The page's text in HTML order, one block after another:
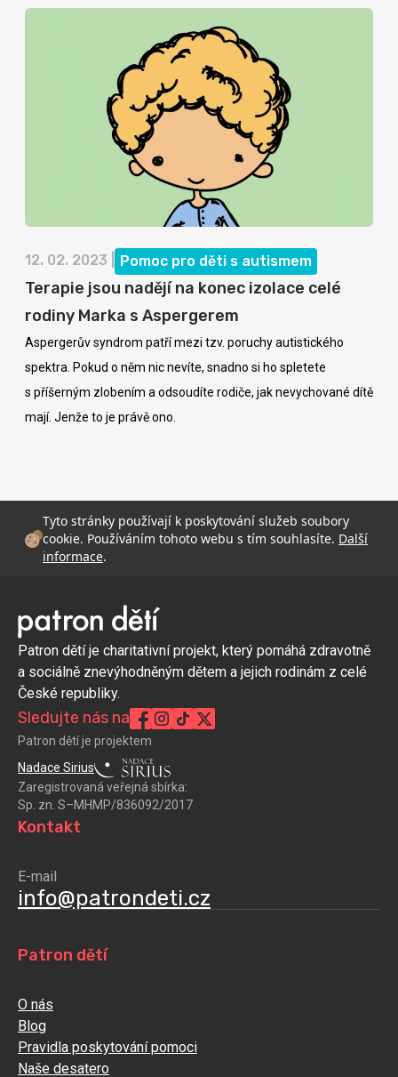
12. 02. 2023 | Pomoc pro děti s autismem
Terapie jsou nadějí na konec izolace celé
rodiny Marka s Aspergerem
Aspergerův syndrom patří mezi tzv. poruchy autistického
spektra. Pokud o něm nic nevíte, snadno si ho spletete
s příšerným zlobením a odsoudíte rodiče, jak nevychované dítě
mají. Jenže to je právě ono.
Tyto stránky používají k poskytování služeb soubory
cookie. Používáním tohoto webu s tím souhlasíte. Další
informace.
Patron dětí je charitativní projekt, který pomáhá zdravotně
a sociálně znevýhodněným dětem a jejich rodinám z celé
České republiky.
Sledujte nás na
Patron dětí je projektem
Nadace Sirius
Zaregistrovaná veřejná sbírka:
Sp. zn. S–MHMP/836092/2017
Patron dětí
O nás
Blog
Pravidla poskytování pomoci
Naše desatero
Kontakt
E-mail
info@patrondeti.cz